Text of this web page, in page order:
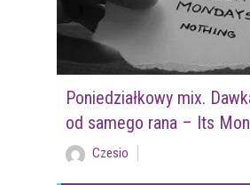
Poniedziałkowy mix.
od samego rana – Its
Czesio